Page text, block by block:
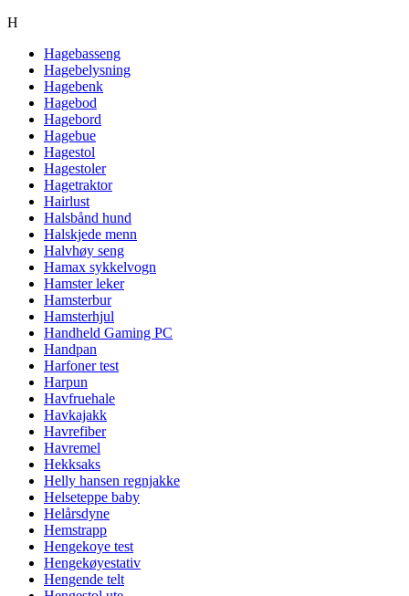
H
Hagebasseng
Hagebelysning
Hagebenk
Hagebod
Hagebord
Hagebue
Hagestol
Hagestoler
Hagetraktor
Hairlust
Halsbånd hund
Halskjede menn
Halvhøy seng
Hamax sykkelvogn
Hamster leker
Hamsterbur
Hamsterhjul
Handheld Gaming PC
Handpan
Harfoner test
Harpun
Havfruehale
Havkajakk
Havrefiber
Havremel
Hekksaks
Helly hansen regnjakke
Helseteppe baby
Helårsdyne
Hemstrapp
Hengekoye test
Hengekøyestativ
Hengende telt